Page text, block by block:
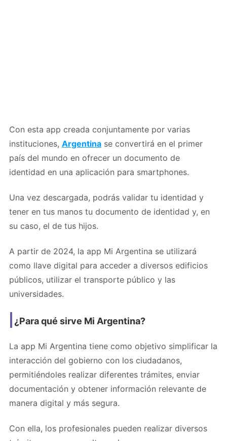
Con esta app creada conjuntamente por varias
instituciones, Argentina se convertirá en el primer
país del mundo en ofrecer un documento de
identidad en una aplicación para smartphones.
Una vez descargada, podrás validar tu identidad y
tener en tus manos tu documento de identidad y, en
su caso, el de tus hijos.
A partir de 2024, la app Mi Argentina se utilizará
como llave digital para acceder a diversos edificios
públicos, utilizar el transporte público y las
universidades.
¿Para qué sirve Mi Argentina?
La app Mi Argentina tiene como objetivo simplificar la
interacción del gobierno con los ciudadanos,
permitiéndoles realizar diferentes trámites, enviar
documentación y obtener información relevante de
manera digital y más segura.
Con ella, los profesionales pueden realizar diversos